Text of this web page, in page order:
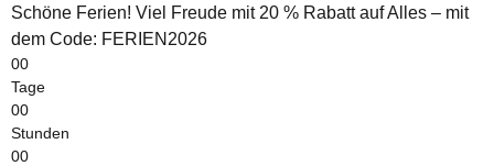
Schöne Ferien! Viel Freude mit 20 % Rabatt auf Alles – mit
dem Code: FERIEN2026
00
Tage
00
Stunden
00